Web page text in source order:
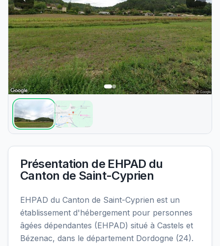
Présentation de EHPAD du
Canton de Saint-Cyprien
EHPAD du Canton de Saint-Cyprien est un
établissement d'hébergement pour personnes
âgées dépendantes (EHPAD) situé à Castels et
Bézenac, dans le département Dordogne (24).